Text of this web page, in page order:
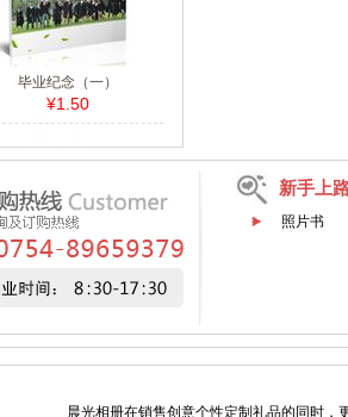
毕业纪念（一）
¥1.50
新手上
照片书
晨光相册在销售创意个性定制礼品的同时，